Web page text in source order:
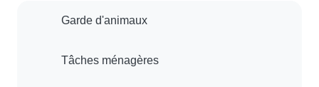
Garde d'animaux
Tâches ménagères